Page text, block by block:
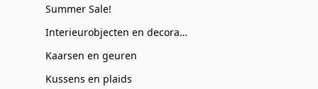
Summer Sale!
Interieurobjecten en decoratie
Kaarsen en geuren
Kussens en plaids